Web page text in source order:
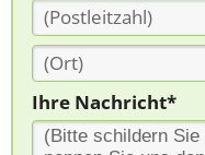
Ihre Nachricht*